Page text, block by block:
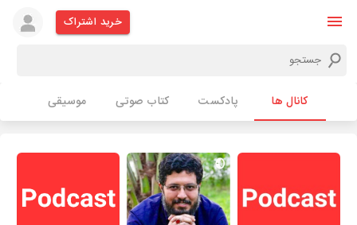
خرید اشتراک
کانال ها پادکست کتاب صوتی موسیقی